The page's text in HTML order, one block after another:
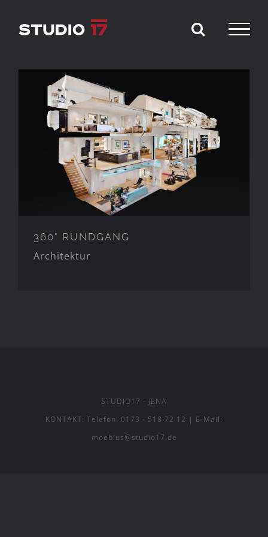
Inhalt
360° RUNDGANG
360° RUNDGANG
Architektur
STUDIO17 - JENA
KONTAKT: Telefon: 0173 - 518 72 12 | E-Mail:
moebius@studio17.de